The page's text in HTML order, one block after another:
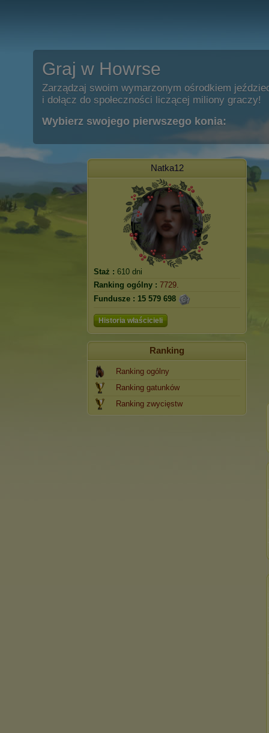
Graj w Howrse
Zarządzaj swoim wymarzonym ośrodkiem
i dołącz do społeczności liczącej miliony graczy!
Wybierz swojego pierwszego konia:
Natka12
Staż : 610 dni
Ranking ogólny : 7729.
Fundusze : 15 579 698
Historia właścicieli
Ranking
Ranking ogólny
Ranking gatunków
Ranking zwycięstw